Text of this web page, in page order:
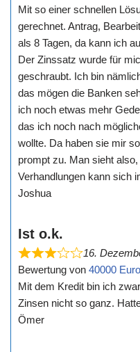
Mit so einer schnellen
gerechnet. Antrag,
als 8 Tagen, da kann ich
Der Zinssatz wurde für
geschraubt. Ich bin
das mögen die Banken
ich noch etwas mehr
das ich noch nach
wollte. Da haben sie mir
prompt zu. Man sieht
Verhandlungen kann sich
Joshua
Ist o.k.
16.
Bewertung von 40000
Mit dem Kredit bin ich
Zinsen nicht so ganz.
Ömer